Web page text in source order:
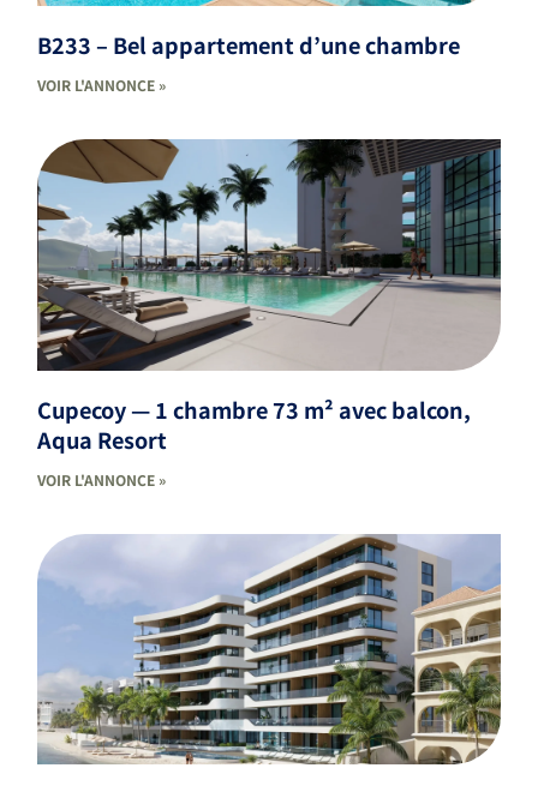
B233 – Bel appartement d’une chambre
VOIR L'ANNONCE »
Cupecoy — 1 chambre 73 m² avec balcon,
Aqua Resort
VOIR L'ANNONCE »